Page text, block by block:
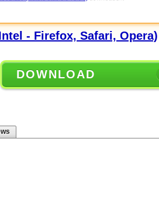
- Firefox, Safari, Opera)
DOWNLOAD